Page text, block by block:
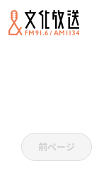
第５スタジ
前ページ